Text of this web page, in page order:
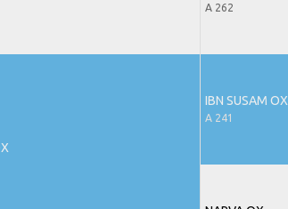
A 262
IBN SUSAM OX
A 241